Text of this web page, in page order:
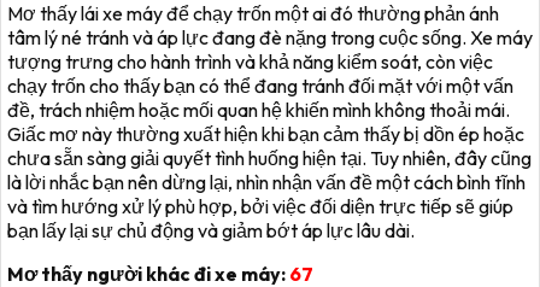
Mơ thấy lái xe máy để chạy trốn một ai đó thường phản ánh
tâm lý né tránh và áp lực đang đè nặng trong cuộc sống. Xe máy
tượng trưng cho hành trình và khả năng kiểm soát, còn việc
chạy trốn cho thấy bạn có thể đang tránh đối mặt với một vấn
đề, trách nhiệm hoặc mối quan hệ khiến mình không thoải mái.
Giấc mơ này thường xuất hiện khi bạn cảm thấy bị dồn ép hoặc
chưa sẵn sàng giải quyết tình huống hiện tại. Tuy nhiên, đây cũng
là lời nhắc bạn nên dừng lại, nhìn nhận vấn đề một cách bình tĩnh
và tìm hướng xử lý phù hợp, bởi việc đối diện trực tiếp sẽ giúp
bạn lấy lại sự chủ động và giảm bớt áp lực lâu dài.
Mơ thấy người khác đi xe máy: 67